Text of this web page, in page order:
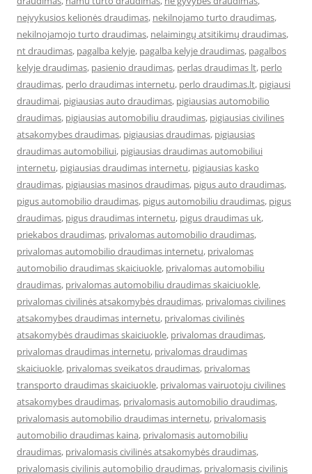
neįvykusios kelionės draudimas, nekilnojamo turto draudimas,
nekilnojamojo turto draudimas, nelaimingų atsitikimų draudimas,
nt draudimas, pagalba kelyje, pagalba kelyje draudimas, pagalbos
kelyje draudimas, pasienio draudimas, perlas draudimas lt, perlo
draudimas, perlo draudimas internetu, perlo draudimas.lt, pigiausi
draudimai, pigiausias auto draudimas, pigiausias automobilio
draudimas, pigiausias automobiliu draudimas, pigiausias civilines
atsakomybes draudimas, pigiausias draudimas, pigiausias
draudimas automobiliui, pigiausias draudimas automobiliui
internetu, pigiausias draudimas internetu, pigiausias kasko
draudimas, pigiausias masinos draudimas, pigus auto draudimas,
pigus automobilio draudimas, pigus automobiliu draudimas, pigus
draudimas, pigus draudimas internetu, pigus draudimas uk,
priekabos draudimas, privalomas automobilio draudimas,
privalomas automobilio draudimas internetu, privalomas
automobilio draudimas skaiciuokle, privalomas automobiliu
draudimas, privalomas automobiliu draudimas skaiciuokle,
privalomas civilinės atsakomybės draudimas, privalomas civilines
atsakomybes draudimas internetu, privalomas civilinės
atsakomybės draudimas skaiciuokle, privalomas draudimas,
privalomas draudimas internetu, privalomas draudimas
skaiciuokle, privalomas sveikatos draudimas, privalomas
transporto draudimas skaiciuokle, privalomas vairuotoju civilines
atsakomybes draudimas, privalomasis automobilio draudimas,
privalomasis automobilio draudimas internetu, privalomasis
automobilio draudimas kaina, privalomasis automobiliu
draudimas, privalomasis civilinės atsakomybės draudimas,
privalomasis civilinis automobilio draudimas, privalomasis civilinis